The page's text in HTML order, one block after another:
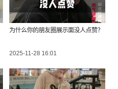
为什么你的朋友圈展示面没人点赞？
2025-11-28 16:01